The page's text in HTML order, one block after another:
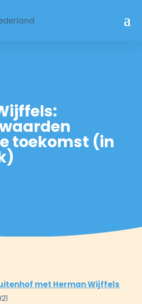
toekomst (in
met Herman Wijffels